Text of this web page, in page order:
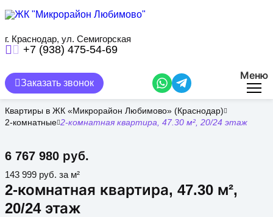
содержанию
г. Краснодар, ул. Семигорская
+7 (938) 475-54-69
Заказать звонок
Меню
Квартиры в ЖК «Микрорайон Любимово» (Краснодар)
2-комнатные 2-комнатная квартира, 47.30 м², 20/24 этаж
2-комнатная квартира, 47.30 м²,
20/24 этаж
6 767 980 руб.
143 999 руб. за м²